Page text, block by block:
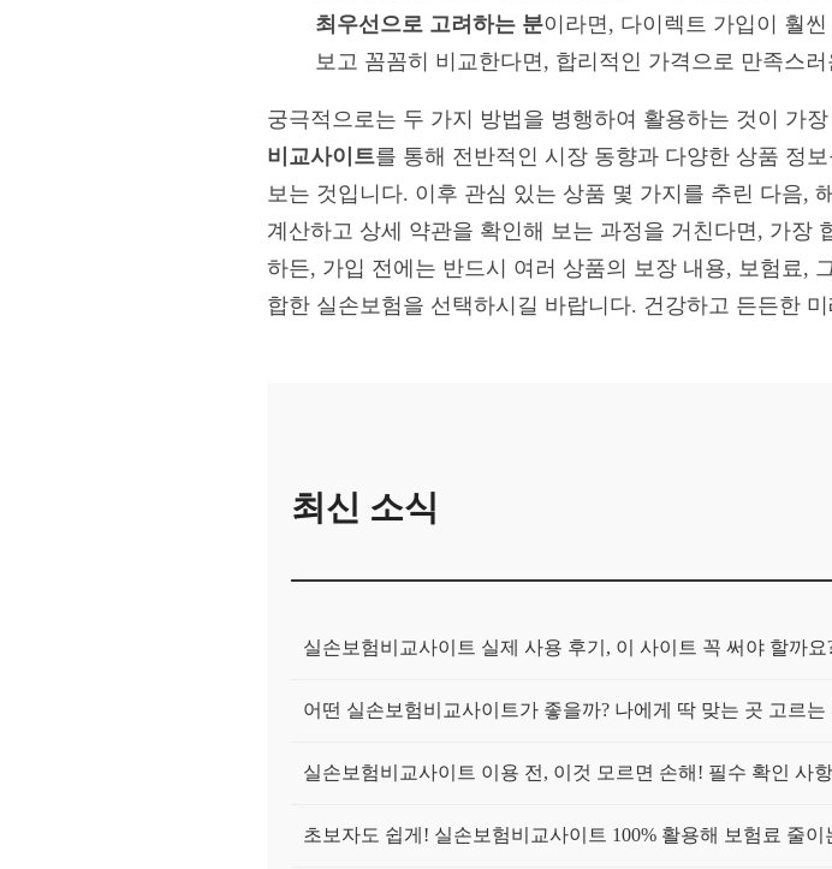
최우선으로 고려하는 분이라면, 다이렉트 가입이 훨
보고 꼼꼼히 비교한다면, 합리적인 가격으로 만족스
궁극적으로는 두 가지 방법을 병행하여 활용하는 것이 가
비교사이트를 통해 전반적인 시장 동향과 다양한 상품 정
보는 것입니다. 이후 관심 있는 상품 몇 가지를 추린 다음,
계산하고 상세 약관을 확인해 보는 과정을 거친다면, 가장
하든, 가입 전에는 반드시 여러 상품의 보장 내용, 보험료,
합한 실손보험을 선택하시길 바랍니다. 건강하고 든든한
최신 소식
실손보험비교사이트 실제 사용 후기, 이 사이트 꼭 써야 할까요
어떤 실손보험비교사이트가 좋을까? 나에게 딱 맞는 곳 고르는
실손보험비교사이트 이용 전, 이것 모르면 손해! 필수 확인 사항
초보자도 쉽게! 실손보험비교사이트 100% 활용해 보험료 줄이